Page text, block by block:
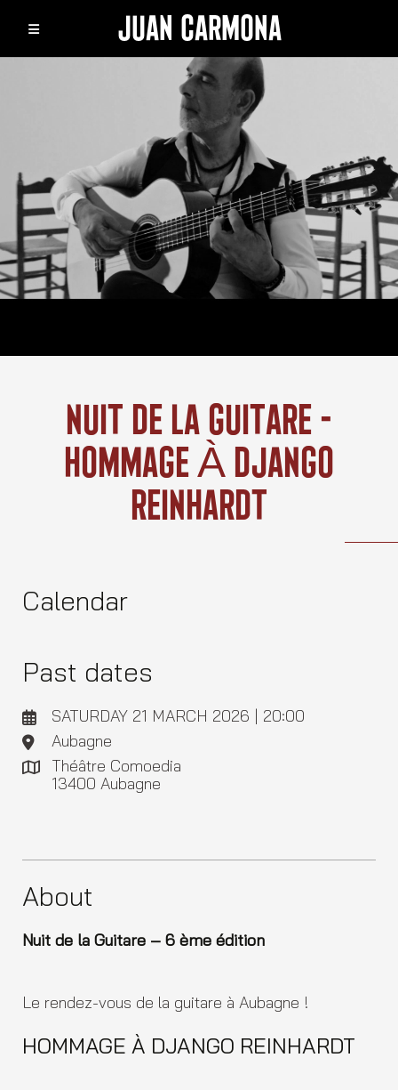
JUAN CARMONA
Nuit De La Guitare –
Hommage À Django
Reinhardt
Calendar
Past dates
SATURDAY 21 MARCH 2026 | 20:00
Aubagne
Théâtre Comoedia
13400 Aubagne
About
Nuit de la Guitare – 6 ème édition
Le rendez-vous de la guitare à Aubagne !
HOMMAGE À DJANGO REINHARDT